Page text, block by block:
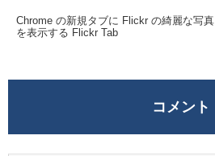
Chrome の新規タブに Flickr の綺麗な写真
を表示する Flickr Tab
コメント